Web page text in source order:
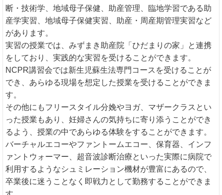
断・技術学、地域母子保健、助産管理、臨地学習である助
産学実習、地域母子保健実習、助産・周産期管理実習など
があります。
実習の授業では、みずまき助産院「ひだまりの家」と連携
をしており、実践的な実習を受けることができます。
NCPR講習会では新生児蘇生法専門コースを受けることが
でき、あらゆる現場を想定した授業を受けることができま
す。
その他にもフリースタイル分娩やヨガ、マザークラスとい
った授業もあり、妊婦さんの気持ちに寄り添うことができ
るよう、授業の中であらゆる体験をすることができます。
バーチャルエコーやファントームエコー、保育器、インフ
ァントウォーマー、超音波診断治療といった実際に病院で
利用するようなシュミレーション機材が豊富にあるので、
卒業後に迷うことなく即戦力として勤務することができま